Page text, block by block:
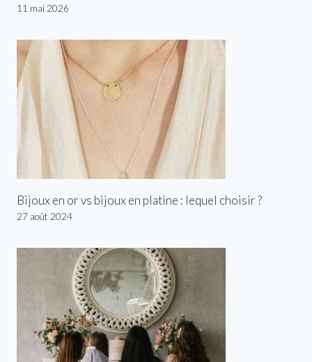
11 mai 2026
Bijoux en or vs bijoux en platine : lequel choisir ?
27 août 2024